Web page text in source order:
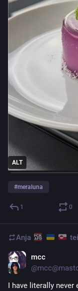
ALT
#meraluna
1 0
Anja
mcc
@
I have literally never